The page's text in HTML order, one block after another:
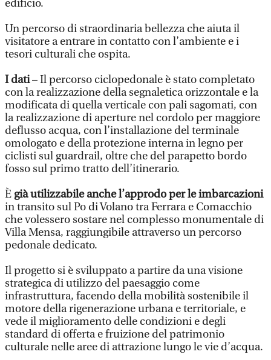
edificio.
Un percorso di straordinaria bellezza che aiuta il
visitatore a entrare in contatto con l’ambiente e i
tesori culturali che ospita.
I dati–Il percorso ciclopedonale è stato completato
con la realizzazione della segnaletica orizzontale e la
modificata di quella verticale con pali sagomati, con
la realizzazione di aperture nel cordolo per maggiore
deflusso acqua, con l’installazione del terminale
omologato e della protezione interna in legno per
ciclisti sul guardrail, oltre che del parapetto bordo
fosso sul primo tratto dell’itinerario.
È già utilizzabile anche l’approdo per le imbarcazioni
in transito sul Po di Volano tra Ferrara e Comacchio
che volessero sostare nel complesso monumentale di
Villa Mensa, raggiungibile attraverso un percorso
pedonale dedicato.
Il progetto si è sviluppato a partire da una visione
strategica di utilizzo del paesaggio come
infrastruttura, facendo della mobilità sostenibile il
motore della rigenerazione urbana e territoriale, e
vede il miglioramento delle condizioni e degli
standard di offerta e fruizione del patrimonio
culturale nelle aree di attrazione lungo le vie d’acqua.